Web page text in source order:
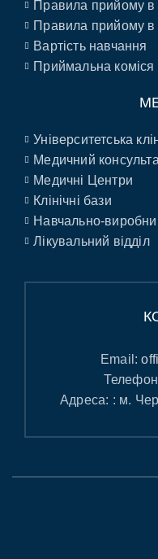
Правила прийому в
Правила прийому
Вартість навчання
Приймальна коміся
Університетська
Медичний
Медичні Центри
Клінічні бази
Навчально-
Лікувальний відділ
Email:
Адреса: : м.